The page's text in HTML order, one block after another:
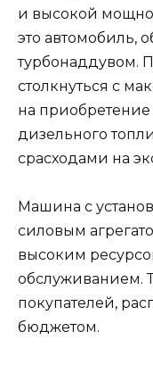
и высокой
это автомобиль,
турбонаддувом.
столкнуться с
на приобретение
дизельного
срасходами на
Машина с
силовым
высоким
обслуживанием.
покупателей,
бюджетом.